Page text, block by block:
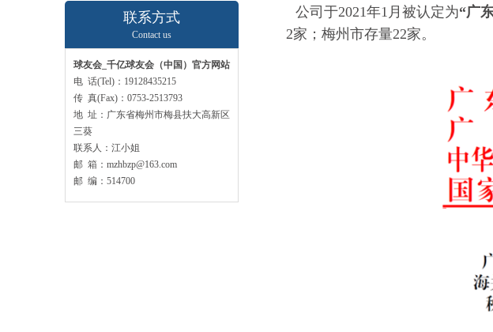
联系方式
Contact us
球友会_千亿球友会（中国）官方网站
电 话(Tel)：19128435215
传 真(Fax)：0753-2513793
地 址：广东省梅州市梅县扶大高新区
三葵
联系人：江小姐
邮 箱：mzhbzp@163.com
邮 编：514700
公司于2021年1 月被认定为“广
2家；梅州市存量22家。